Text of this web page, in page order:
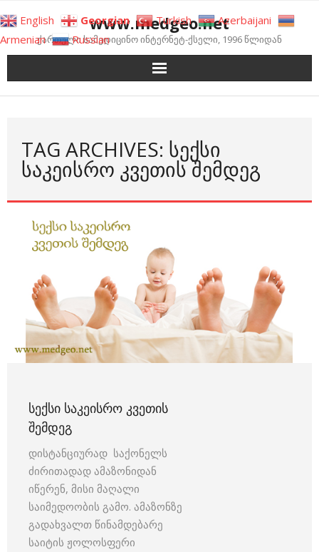
to
content
www.medgeo.net
ქართული სამედიცინო ინტერნეტ-ქსელი, 1996 წლიდან
TAG ARCHIVES: ᲡᲔᲥᲡᲘ
ᲡᲐᲙᲔᲘᲡᲠᲝ ᲙᲕᲔᲗᲘᲡ ᲨᲔᲛᲓᲔᲒ
ᲡᲔᲥᲡᲘ ᲡᲐᲙᲔᲘᲡᲠᲝ ᲙᲕᲔᲗᲘᲡ
ᲨᲔᲛᲓᲔᲒ
დისტანციურად საქონელს
ძირითადად ამაზონიდან
იწერენ, მისი მაღალი
საიმედოობის გამო. ამაზონზე
გადახვალთ წინამდებარე
საიტის ჟოლოსფერი
English Georgian Turkish
Azerbaijani
Armenian
Russian